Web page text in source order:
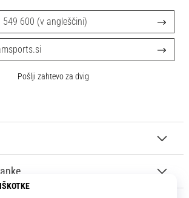
600 (v angleščini)
Pošlji zahtevo za dvig